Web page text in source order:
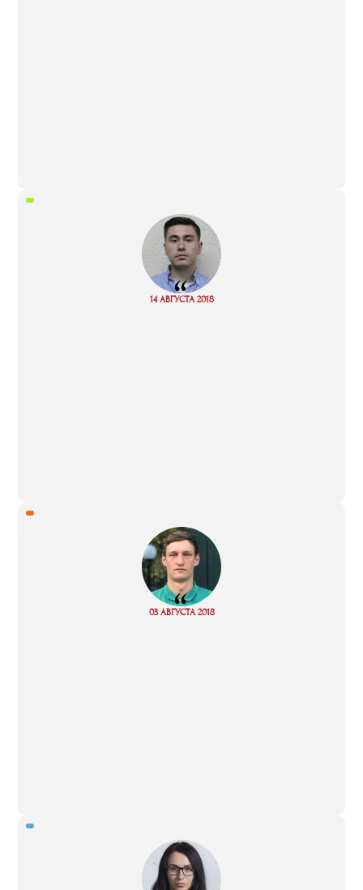
“
14 АВГУСТА 2018
Read
“
03 АВГУСТА 2018
Read